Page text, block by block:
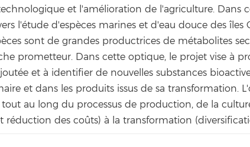
et l'amélioration de l'agriculture. Dans
l'étude d'espèces marines et d'eau douce des îles
sont de grandes productrices de métabolites
prometteur. Dans cette optique, le projet vise à
et à identifier de nouvelles substances
et dans les produits issus de sa transformation.
tout au long du processus de production, de la
réduction des coûts) à la transformation